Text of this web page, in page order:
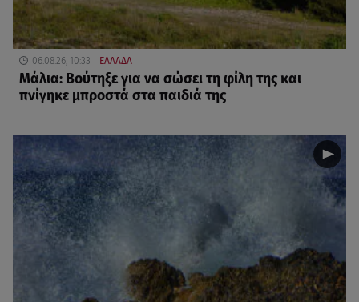
06.08.26, 10:33 ΕΛΛΑΔΑ
Μάλια: Βούτηξε για να σώσει τη φίλη της και
πνίγηκε μπροστά στα παιδιά της